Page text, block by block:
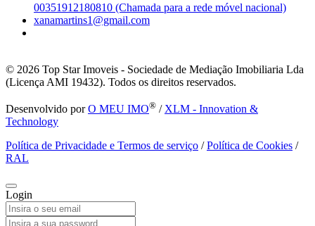
00351912180810 (Chamada para a rede móvel nacional)
xanamartins1@gmail.com
© 2026 Top Star Imoveis - Sociedade de Mediação Imobiliaria Lda
(Licença AMI 19432). Todos os direitos reservados.
Desenvolvido porO MEU IMO® / XLM - Innovation &
Technology
Política de Privacidade e Termos de serviço /Política de Cookies /
RAL
Login